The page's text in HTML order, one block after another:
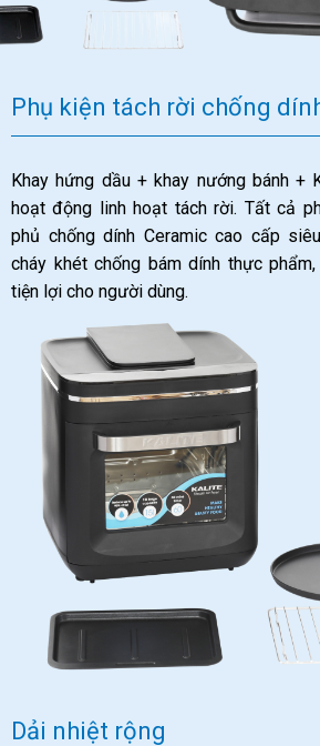
Phụ kiện tách rời chống
Khay hứng dầu + khay nướng bánh +
hoạt động linh hoạt tách rời. Tất cả
phủ chống dính Ceramic cao cấp
cháy khét chống bám dính thực
tiện lợi cho người dùng.
Dải nhiệt rộng